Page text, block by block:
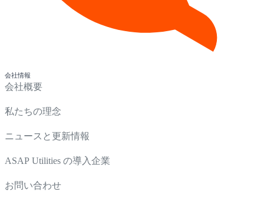
会社情報
会社概要
私たちの理念
ニュースと更新情報
ASAP Utilities の導入企業
お問い合わせ